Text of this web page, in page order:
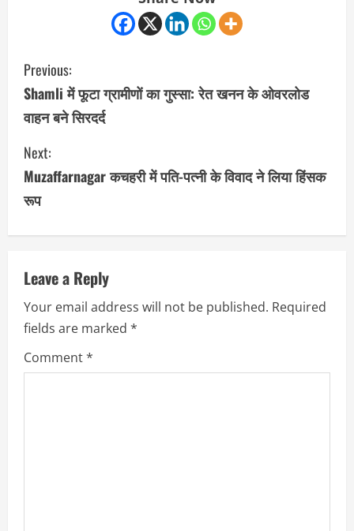
C
o
n
t
i
n
e
R
e
Previous:
Shamli में फूटा ग्रामीणों का गुस्सा: रेत खनन के ओवरलोड
वाहन बने सिरदर्द
Next:
Muzaffarnagar कचहरी में पति-पत्नी के विवाद ने लिया हिंसक
रूप
Leave a Reply
Your email address will not be published. Required
fields are marked *
Comment*